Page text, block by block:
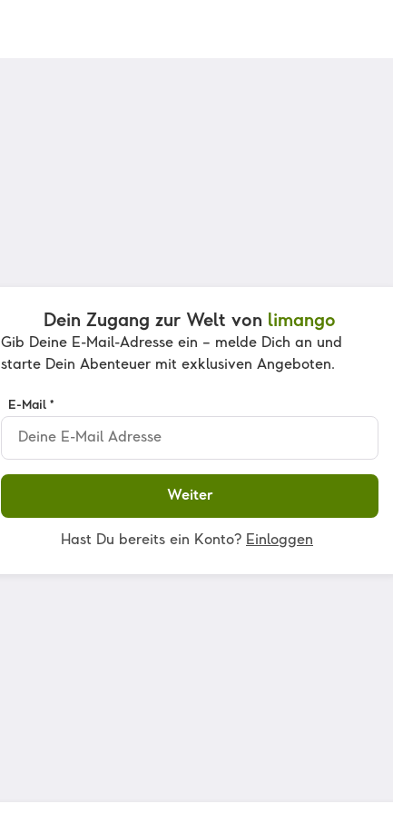
Dein Zugang zur Welt von limango
Gib Deine E-Mail-Adresse ein – melde Dich an und
starte Dein Abenteuer mit exklusiven Angeboten.
E-Mail *
Weiter
Hast Du bereits ein Konto? Einloggen